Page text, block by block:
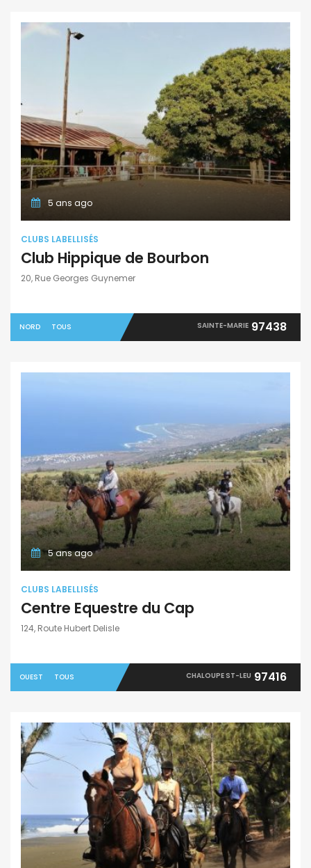
5 ans ago
CLUBS LABELLISÉS
Club Hippique de Bourbon
20, Rue Georges Guynemer
NORD TOUS SAINTE-MARIE 97438
5 ans ago
CLUBS LABELLISÉS
Centre Equestre du Cap
124, Route Hubert Delisle
OUEST TOUS CHALOUPE ST-LEU 97416